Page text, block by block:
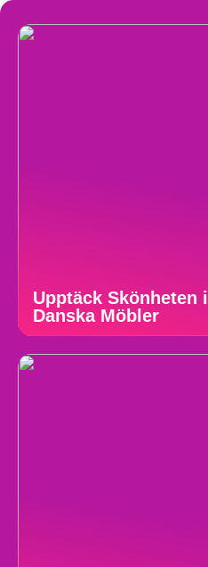
Upptäck Skönheten i
Danska Möbler